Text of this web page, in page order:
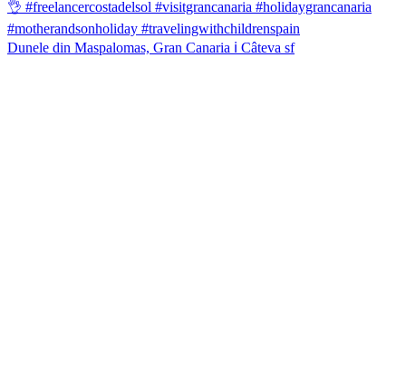
Dunele din Maspalomas, Gran Canaria ℹ️ Câteva sf